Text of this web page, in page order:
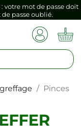
votre mot de passe doit
passe oublié.
de passe dans votre
la première connexion
votre mot de passe doit
passe oublié.
de passe dans votre
la première connexion
Pinces